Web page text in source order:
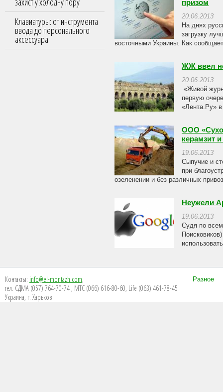
Клавиатуры: от инструмента
ввода до персонального
аксессуара
призом
20.06.2013
На днях
загрузку
восточными Украины. Как
ЖЖ ввел
20.06.2013
«Живой
первую
«Лента.Ру»
ООО
керамзит
19.06.2013
Сыпучие и
при
озеленении и без различных
Неужели
19.06.2013
Судя по
Контакты: info@el-montazh.com,
тел. СДМА (057) 764-70-74 , МТС (066) 616-80-60, Life (063) 461-78-45
Украина, г. Харьков
Разное